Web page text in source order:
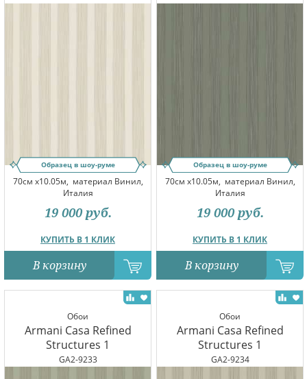
Образец в шоу-руме
70см x10.05м, материал Винил,
Италия
КУПИТЬ В 1 КЛИК
19 000 руб.
В корзину
Образец в шоу-руме
70см x10.05м, материал Винил,
Италия
КУПИТЬ В 1 КЛИК
19 000 руб.
В корзину
Обои
Armani Casa Refined
Structures 1
GA2-9233
Обои
Armani Casa Refined
Structures 1
GA2-9234